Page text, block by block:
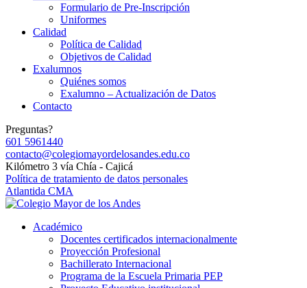
Formulario de Pre-Inscripción
Uniformes
Calidad
Política de Calidad
Objetivos de Calidad
Exalumnos
Quiénes somos
Exalumno – Actualización de Datos
Contacto
Preguntas?
601 5961440
contacto@colegiomayordelosandes.edu.co
Kilómetro 3 vía Chía - Cajicá
Política de tratamiento de datos personales
Atlantida CMA
Académico
Docentes certificados internacionalmente
Proyección Profesional
Bachillerato Internacional
Programa de la Escuela Primaria PEP